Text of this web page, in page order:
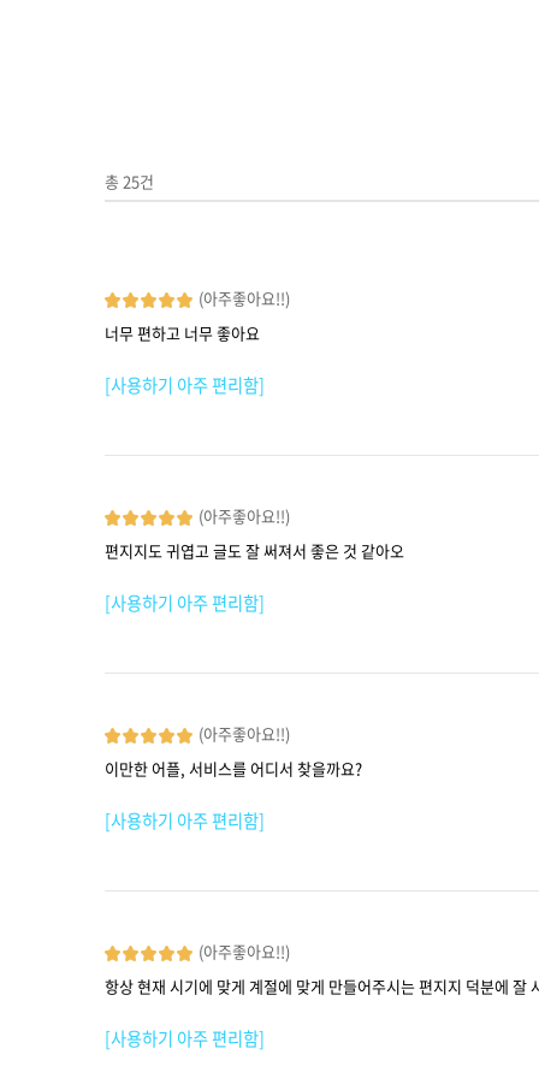
총25건
(아주좋아요!!)
너무 편하고 너무 좋아요
[사용하기 아주 편리함]
(아주좋아요!!)
편지지도 귀엽고 글도 잘 써져서 좋은 것 같아오
[사용하기 아주 편리함]
(아주좋아요!!)
이만한 어플, 서비스를 어디서 찾을까요?
[사용하기 아주 편리함]
(아주좋아요!!)
항상 현재 시기에 맞게 계절에 맞게 만들어주시는 편지지 덕분에 잘
[사용하기 아주 편리함]